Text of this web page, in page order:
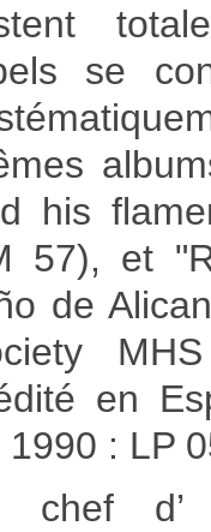
se
his
57), et
de
en
1990 : LP
chef d’